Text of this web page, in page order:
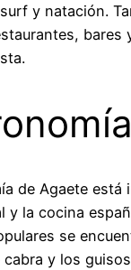
y natación.
bares
de Agaete está
y la cocina
se
y los